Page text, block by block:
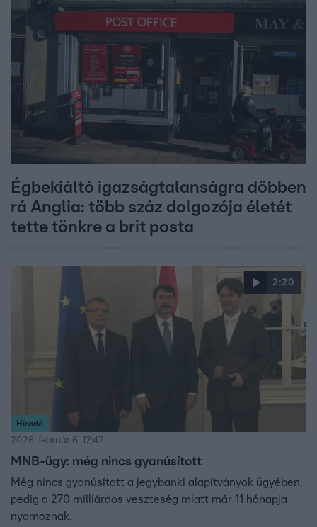
Égbekiáltó igazságtalanságra döbben
rá Anglia: több száz dolgozója életét
tette tönkre a brit posta
2:20
Híradó
2026. február 6. 17:47
MNB-ügy: még nincs gyanúsított
Még nincs gyanúsított a jegybanki alapítványok ügyében,
pedig a 270 milliárdos veszteség miatt már 11 hónapja
nyomoznak.